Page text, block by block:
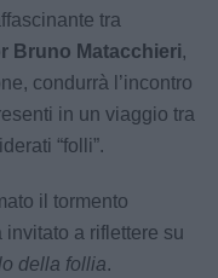
tra
Bruno Matacchieri,
condurrà l’incontro
in un viaggio tra
“folli”.
il tormento
a riflettere su
della follia.